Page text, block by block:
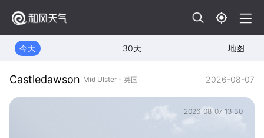
今天 30天 地图
Castledawson Mid Ulster - 英国 2026-08-07
2026-08-07 13:30